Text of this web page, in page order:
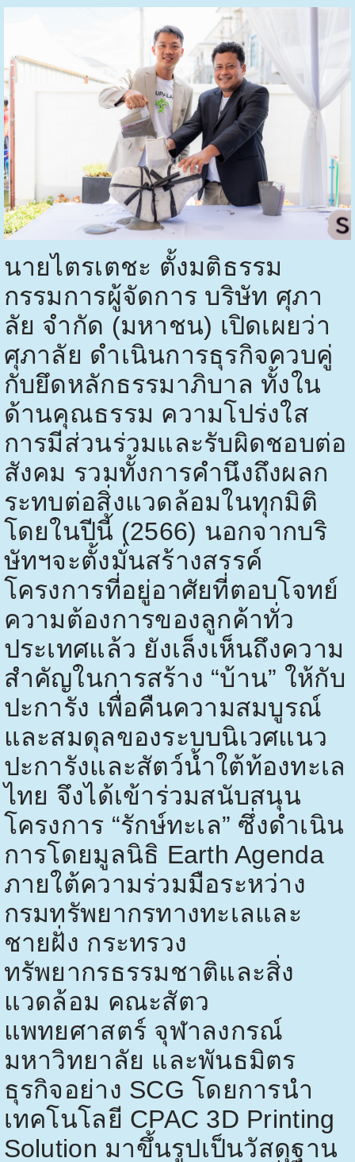
นายไตรเตชะ ตั้งมติธรรม
กรรมการผู้จัดการ บริษัท ศุภา
ลัย จำกัด (มหาชน) เปิดเผยว่า
ศุภาลัย ดำเนินการธุรกิจควบคู่
กับยึดหลักธรรมาภิบาล ทั้งใน
ด้านคุณธรรม ความโปร่งใส
การมีส่วนร่วมและรับผิดชอบต่อ
สังคม รวมทั้งการคำนึงถึงผลก
ระทบต่อสิ่งแวดล้อมในทุกมิติ
โดยในปีนี้ (2566) นอกจากบริ
ษัทฯจะตั้งมั่นสร้างสรรค์
โครงการที่อยู่อาศัยที่ตอบโจทย์
ความต้องการของลูกค้าทั่ว
ประเทศแล้ว ยังเล็งเห็นถึงความ
สำคัญในการสร้าง “บ้าน” ให้กับ
ปะการัง เพื่อคืนความสมบูรณ์
และสมดุลของระบบนิเวศแนว
ปะการังและสัตว์น้ำใต้ท้องทะเล
ไทย จึงได้เข้าร่วมสนับสนุน
โครงการ “รักษ์ทะเล” ซึ่งดำเนิน
การโดยมูลนิธิ Earth Agenda
ภายใต้ความร่วมมือระหว่าง
กรมทรัพยากรทางทะเลและ
ชายฝั่ง กระทรวง
ทรัพยากรธรรมชาติและสิ่ง
แวดล้อม คณะสัตว
แพทยศาสตร์ จุฬาลงกรณ์
มหาวิทยาลัย และพันธมิตร
ธุรกิจอย่าง SCGโดยการนำ
เทคโนโลยี CPAC 3D Printing
Solution มาขึ้นรูปเป็นวัสดุฐาน